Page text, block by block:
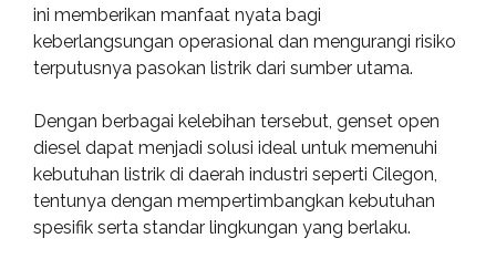
ini memberikan manfaat nyata bagi
keberlangsungan operasional dan mengurangi risiko
terputusnya pasokan listrik dari sumber utama.
Dengan berbagai kelebihan tersebut, genset open
diesel dapat menjadi solusi ideal untuk memenuhi
kebutuhan listrik di daerah industri seperti Cilegon,
tentunya dengan mempertimbangkan kebutuhan
spesifik serta standar lingkungan yang berlaku.